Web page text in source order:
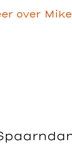
over Mike